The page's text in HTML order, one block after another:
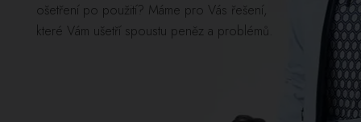
ošetření po použití? Máme pro Vás řešení,
které Vám ušetří spoustu peněz a problémů.